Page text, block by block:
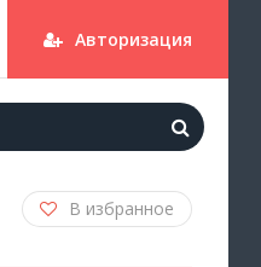
Авторизация
В избранное